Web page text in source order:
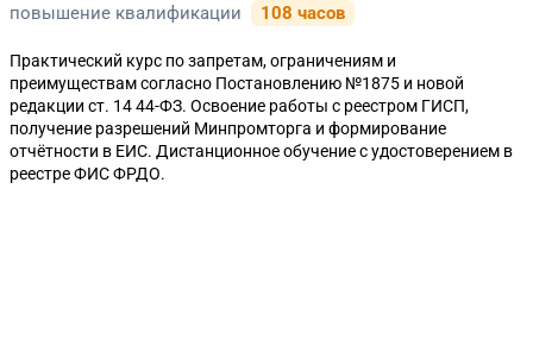
повышение квалификации 108 часов
Практический курс по запретам, ограничениям и
преимуществам согласно Постановлению №1875 и новой
редакции ст. 14 44-ФЗ. Освоение работы с реестром ГИСП,
получение разрешений Минпромторга и формирование
отчётности в ЕИС. Дистанционное обучение с удостоверением в
реестре ФИС ФРДО.